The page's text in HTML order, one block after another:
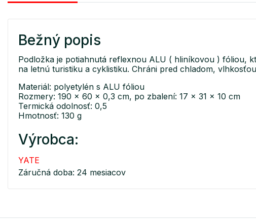
Bežný popis
Podložka je potiahnutá reflexnou ALU ( hliníkovou ) fóliou,
na letnú turistiku a cyklistiku. Chráni pred chladom,
Materiál: polyetylén s ALU fóliou
Rozmery: 190 x 60 x 0,3 cm, po zbalení: 17 x 31 x 10 cm
Termická odolnosť: 0,5
Hmotnosť: 130 g
Výrobca:
YATE
Záručná doba: 24 mesiacov